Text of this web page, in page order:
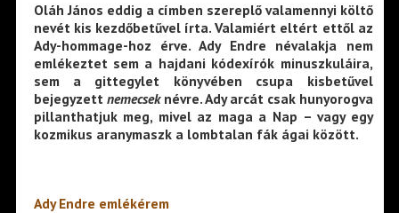
Oláh János eddig a címben szereplő valamennyi költő
nevét kis kezdőbetűvel írta. Valamiért eltért ettől az
Ady-hommage-hoz érve. Ady Endre névalakja nem
emlékeztet sem a hajdani kódexírók minuszkuláira,
sem a gittegylet könyvében csupa kisbetűvel
bejegyzett nemecseknévre. Ady arcát csak hunyorogva
pillanthatjuk meg, mivel az maga a Nap – vagy egy
kozmikus aranymaszk a lombtalan fák ágai között.
Ady Endre emlékérem